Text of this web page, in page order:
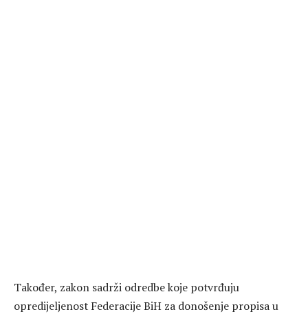
Također, zakon sadrži odredbe koje potvrđuju
opredijeljenost Federacije BiH za donošenje propisa u